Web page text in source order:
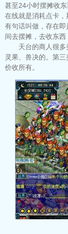
甚至24小时摆摊收
在线就是消耗点卡，
有句话叫做，存在
间去摆摊，去收东西
天台的商人很多
灵果、兽决的。第
价收所有。